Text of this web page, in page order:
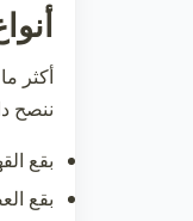
أكثر
ننصح
بقع
بقع